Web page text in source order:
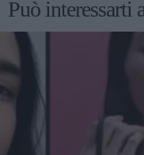
Può interessarti